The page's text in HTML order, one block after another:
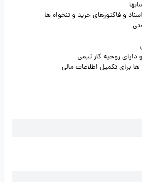
و فاکتورهای خرید و تنخواه ها
دارای روحیه کار تیمی
برای تکمیل اطلاعات مالی